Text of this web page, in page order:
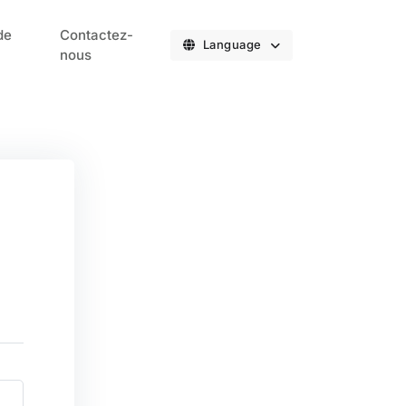
Contactez-
nous
Language